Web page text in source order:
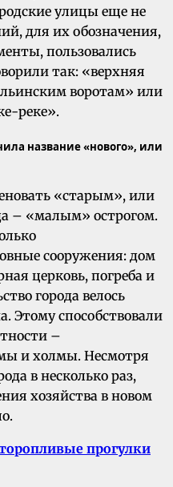
улицы еще не
для их обозначения,
пользовались
так: «верхняя
воротам» или
реке».
название «нового», или
«старым», или
– «малым» острогом.
сооружения: дом
церковь, погреба и
города велось
Этому способствовали
–
и холмы. Несмотря
в несколько раз,
хозяйства в новом
прогулки